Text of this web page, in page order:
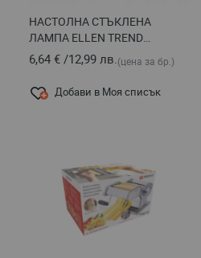
НАСТОЛНА СТЪКЛЕНА
ЛАМПА ELLEN TREND
-ЛИЛАВА
6,64 € /12,99 лв.(цена за бр.)
Добави в Моя списък